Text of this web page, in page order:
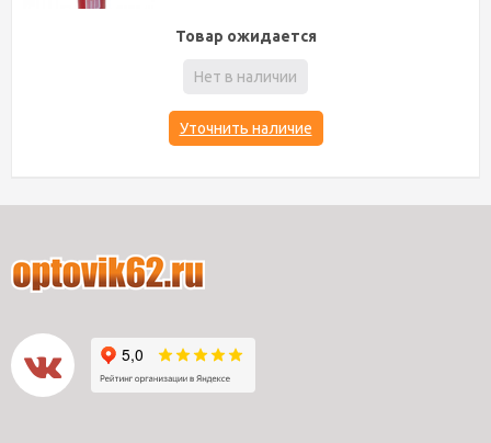
Товар ожидается
Нет в наличии
Уточнить наличие